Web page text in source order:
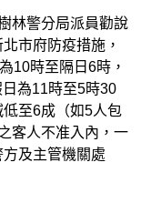
林警分局派員勸說
市府防疫措施，
10時至隔日6時，
為11時至5時30
至6成（如5人包
客人不准入內，一
及主管機關處